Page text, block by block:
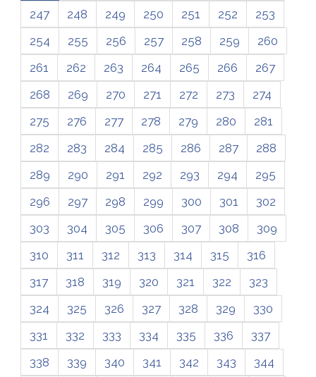
247
248 249 250 251 252
253
254
255 256 257 258 259
260
261
262 263 264 265 266
267
268
269 270 271 272 273
274
275
276 277 278 279 280
281
282
283 284 285 286 287
288
289
290 291 292 293 294
295
296
297 298 299 300 301
302
303
304 305 306 307 308
309
310
311 312 313 314 315
316
317
318 319 320 321 322
323
324
325 326 327 328 329
330
331
332 333 334 335 336
337
338
339 340 341 342 343
344